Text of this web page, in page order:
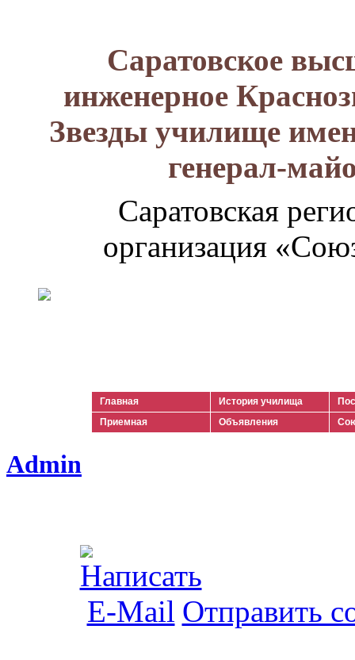
Саратовское
инженерное
Звезды училище
генерал-
Саратовская
организация
Главная История училища
Приемная
Объявления
Admin
Отправить